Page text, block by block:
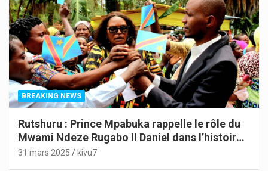
BREAKING NEWS
Rutshuru : Prince Mpabuka rappelle le rôle du
Mwami Ndeze Rugabo II Daniel dans l’histoire
de l’Indépendance du Congo
31 mars 2025 kivu7